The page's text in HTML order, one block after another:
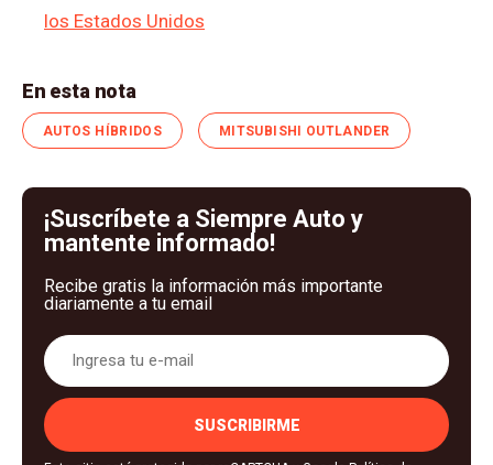
los Estados Unidos
En esta nota
AUTOS HÍBRIDOS MITSUBISHI OUTLANDER
¡Suscríbete a Siempre Auto y
mantente informado!
Recibe gratis la información más importante
diariamente a tu email
SUSCRIBIRME